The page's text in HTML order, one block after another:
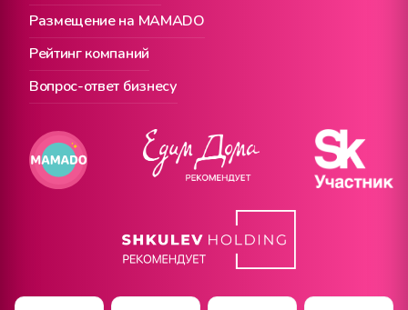
Размещение на MAMADO
Рейтинг компаний
Вопрос-ответ бизнесу